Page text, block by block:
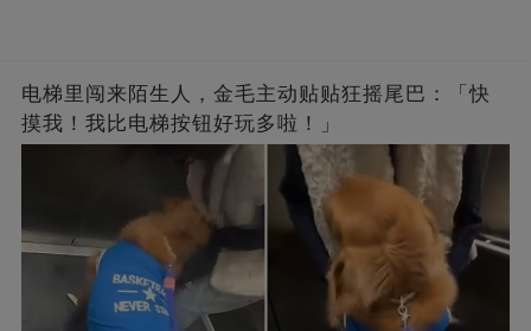
电梯里闯来陌生人，金毛主动贴贴狂摇尾巴：「快
摸我！我比电梯按钮好玩多啦！」